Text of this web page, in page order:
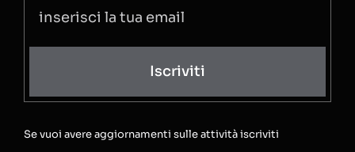
Iscriviti
Se vuoi avere aggiornamenti sulle attività iscriviti